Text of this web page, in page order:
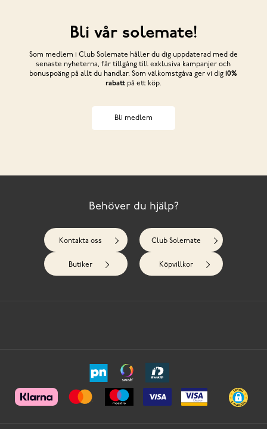
Bli vår solemate!
Som medlem i Club Solemate håller du dig uppdaterad med de
senaste nyheterna, får tillgång till exklusiva kampanjer och
bonuspoäng på allt du handlar. Som välkomstgåva ger vi dig 10%
rabattpå ett köp.
Bli medlem
Behöver du hjälp?
Kontakta oss Club Solemate
Butiker Köpvillkor